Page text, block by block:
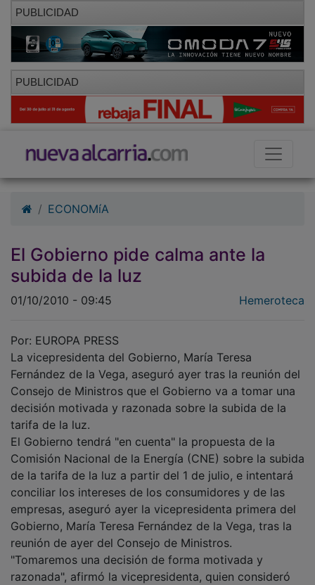
PUBLICIDAD
PUBLICIDAD
ECONOMíA
El Gobierno pide calma ante la
subida de la luz
01/10/2010 - 09:45 Hemeroteca
Por: EUROPA PRESS
La vicepresidenta del Gobierno, María Teresa
Fernández de la Vega, aseguró ayer tras la reunión del
Consejo de Ministros que el Gobierno va a tomar una
decisión motivada y razonada sobre la subida de la
tarifa de la luz.
El Gobierno tendrá "en cuenta" la propuesta de la
Comisión Nacional de la Energía (CNE) sobre la subida
de la tarifa de la luz a partir del 1 de julio, e intentará
conciliar los intereses de los consumidores y de las
empresas, aseguró ayer la vicepresidenta primera del
Gobierno, María Teresa Fernández de la Vega, tras la
reunión de ayer del Consejo de Ministros.
"Tomaremos una decisión de forma motivada y
razonada", afirmó la vicepresidenta, quien consideró